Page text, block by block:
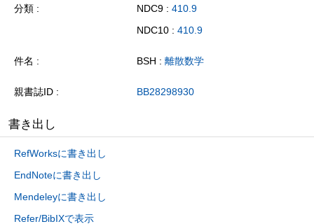
分類 NDC9 : 410.9
NDC10 : 410.9
件名 BSH : 離散数学
親書誌ID BB28298930
書き出し
RefWorksに書き出し
EndNoteに書き出し
Mendeleyに書き出し
Refer/BibIXで表示